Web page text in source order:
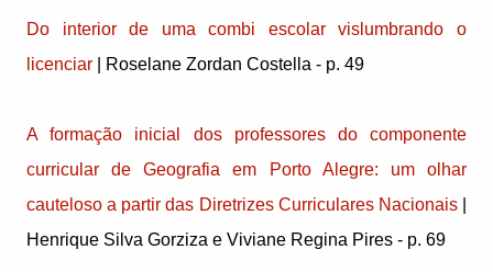
Do interior de uma combi escolar vislumbrando o
licenciar | Roselane Zordan Costella - p. 49
A formação inicial dos professores do componente
curricular de Geografia em Porto Alegre: um olhar
cauteloso a partir das Diretrizes Curriculares Nacionais|
Henrique Silva Gorziza e Viviane Regina Pires - p. 69